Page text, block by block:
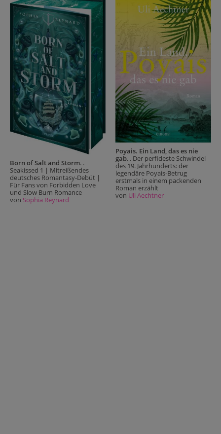
Born of Salt and Storm. .
Seakissed 1 | Mitreißendes
deutsches Romantasy-Debüt |
Für Fans von Forbidden Love
und Slow Burn Romance
von Sophia Reynard
Poyais. Ein Land, das es nie
gab. . Der perfideste Schwindel
des 19. Jahrhunderts: der
legendäre Poyais-Betrug
erstmals in einem packenden
Roman erzählt
von Uli Aechtner